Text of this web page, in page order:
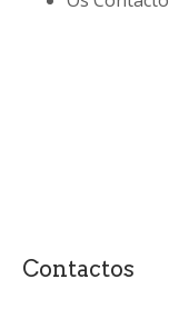
Contactos